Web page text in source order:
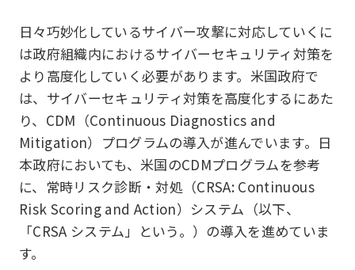
日々巧妙化しているサイバー攻撃に対応していくに
は政府組織内におけるサイバーセキュリティ対策を
より高度化していく必要があります。米国政府で
は、サイバーセキュリティ対策を高度化するにあた
り、CDM（Continuous Diagnostics and
Mitigation）プログラムの導入が進んでいます。日
本政府においても、米国のCDMプログラムを参考
に、常時リスク診断・対処（CRSA: Continuous
Risk Scoring and Action）システム（以下、
「CRSA システム」という。）の導入を進めていま
す。